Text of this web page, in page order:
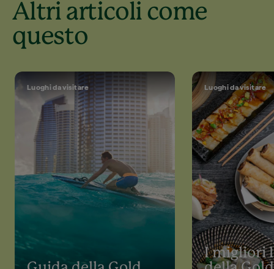
Altri articoli come
questo
Luoghi da visitare Luoghi da visitare
I migliori